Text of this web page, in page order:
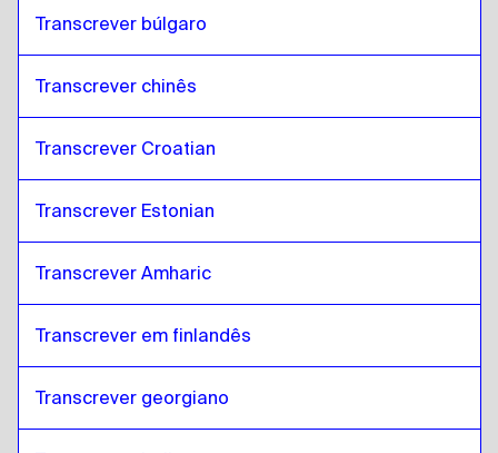
Transcrever búlgaro
Transcrever chinês
Transcrever Croatian
Transcrever Estonian
Transcrever Amharic
Transcrever em finlandês
Transcrever georgiano